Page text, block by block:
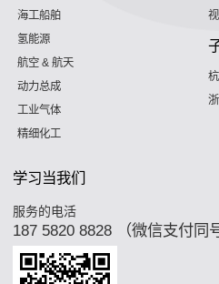
海工船舶
氢能源
航空 & 航天
动力总成
工业气体
精细化工
学习当我们
服务的电活
187 5820 8828 （微信支付同